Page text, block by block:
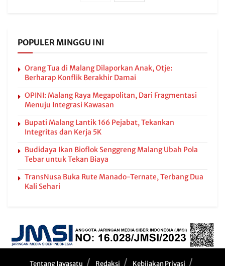
POPULER MINGGU INI
Orang Tua di Malang Dilaporkan Anak, Otje:
Berharap Konflik Berakhir Damai
OPINI: Malang Raya Megapolitan, Dari Fragmentasi
Menuju Integrasi Kawasan
Bupati Malang Lantik 166 Pejabat, Tekankan
Integritas dan Kerja 5K
Budidaya Ikan Bioflok Senggreng Malang Ubah Pola
Tebar untuk Tekan Biaya
TransNusa Buka Rute Manado-Ternate, Terbang Dua
Kali Sehari
Tentang Javasatu Redaksi Kebijakan Privasi